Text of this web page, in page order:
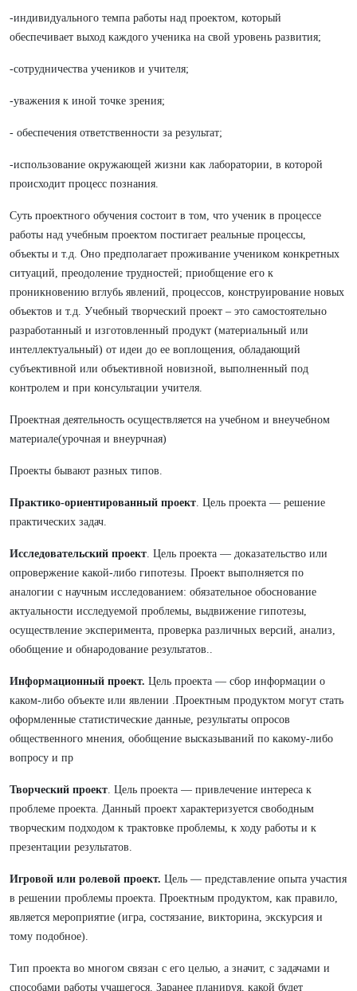
-индивидуального темпа работы над проектом, который
обеспечивает выход каждого ученика на свой уровень развития;
-сотрудничества учеников и учителя;
-уважения к иной точке зрения;
- обеспечения ответственности за результат;
-использование окружающей жизни как лаборатории, в которой
происходит процесс познания.
Суть проектного обучения состоит в том, что ученик в процессе
работы над учебным проектом постигает реальные процессы,
объекты и т.д. Оно предполагает проживание учеником конкретных
ситуаций, преодоление трудностей; приобщение его к
проникновению вглубь явлений, процессов, конструирование новых
объектов и т.д. Учебный творческий проект – это самостоятельно
разработанный и изготовленный продукт (материальный или
интеллектуальный) от идеи до ее воплощения, обладающий
субъективной или объективной новизной, выполненный под
контролем и при консультации учителя.
Проектная деятельность осуществляется на учебном и внеучебном
материале(урочная и внеурчная)
Проекты бывают разных типов.
Практико-ориентированный проект. Цель проекта — решение
практических задач.
Исследовательский проект. Цель проекта — доказательство или
опровержение какой-либо гипотезы. Проект выполняется по
аналогии с научным исследованием: обязательное обоснование
актуальности исследуемой проблемы, выдвижение гипотезы,
осуществление эксперимента, проверка различных версий, анализ,
обобщение и обнародование результатов..
Информационный проект. Цель проекта — сбор информации о
каком-либо объекте или явлении .Проектным продуктом могут стать
оформленные статистические данные, результаты опросов
общественного мнения, обобщение высказываний по какому-либо
вопросу и пр
Творческий проект. Цель проекта — привлечение интереса к
проблеме проекта. Данный проект характеризуется свободным
творческим подходом к трактовке проблемы, к ходу работы и к
презентации результатов.
Игровой или ролевой проект. Цель — представление опыта участия
в решении проблемы проекта. Проектным продуктом, как правило,
является мероприятие (игра, состязание, викторина, экскурсия и
тому подобное).
Тип проекта во многом связан с его целью, а значит, с задачами и
способами работы учащегося. Заранее планируя, какой будет